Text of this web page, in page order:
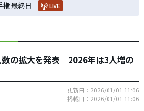
権 最終日 LIVE
数の拡大を発表 2026年は3人増の
更新日：2026/01/01 11:06
掲載日：2026/01/01 11:06